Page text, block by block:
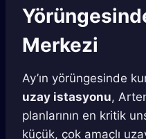
Merkezi
Ay’ın yörüngesinde
uzay istasyonu,
planlarının en kritik
küçük, çok amaçlı